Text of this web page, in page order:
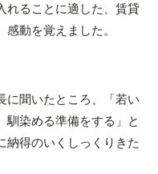
れることに適した、賃貸
動を覚えました。
に聞いたところ、「若い
馴染める準備をする」と
納得のいくしっくりきた